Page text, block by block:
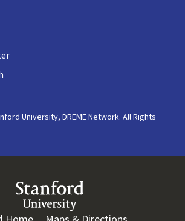
University, DREME Network. All Rights